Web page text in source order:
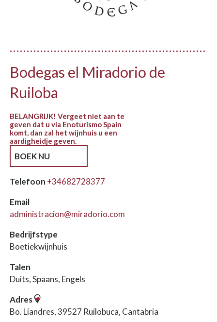
Bodegas el Miradorio de
Ruiloba
BOEK NU
BELANGRIJK! Vergeet niet aan te
geven dat u via Enoturismo Spain
komt, dan zal het wijnhuis u een
aardigheidje geven.
Telefoon +34682728377
Email
administracion@miradorio.com
Bedrijfstype
Boetiekwijnhuis
Talen
Duits, Spaans, Engels
Adres
Bo. Liandres, 39527 Ruilobuca, Cantabria